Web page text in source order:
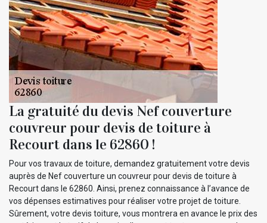
La gratuité du devis Nef couverture
couvreur pour devis de toiture à
Recourt dans le 62860 !
Pour vos travaux de toiture, demandez gratuitement votre devis
auprès de Nef couverture un couvreur pour devis de toiture à
Recourt dans le 62860. Ainsi, prenez connaissance à l’avance de
vos dépenses estimatives pour réaliser votre projet de toiture.
Sûrement, votre devis toiture, vous montrera en avance le prix des